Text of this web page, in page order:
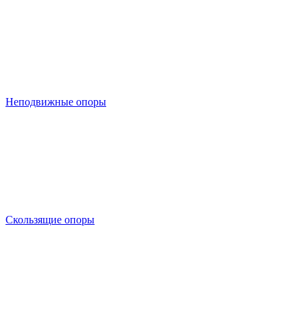
Неподвижные опоры
Скользящие опоры